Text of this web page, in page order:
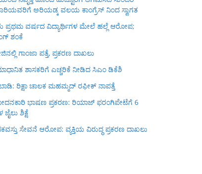
ಅರಿಯಡ್ಕ ವಲಯ ಕಾಂಗ್ರೆಸ್ ನಿಂದ ಸ್ವಾಗತ
ಪ್ರಥಮ ವರ್ಷದ ವಿದ್ಯಾರ್ಥಿಗಳ ಮೇಲೆ ಹಲ್ಲೆ ಆರೋಪ;
ಶಂಕೆ
ಗಾಂಜಾ ಪತ್ತೆ, ಪ್ರಕರಣ ದಾಖಲು
ಶಾಸಕರಿಗೆ ಎಚ್ಚರಿಕೆ ನೀಡಿದ ಸಿಎಂ ಡಿಕೆಶಿ
ರಿಕ್ಷಾ ಚಾಲಕ ಮಹಮ್ಮದ್ ರಫೀಕ್ ನಾಪತ್ತೆ
ಭಾಷಣ ಪ್ರಕರಣ: ರಿಯಾಜ್ ಫರಂಗಿಪೇಟೆಗೆ 6
ಜೈಲು ಶಿಕ್ಷೆ
ಸೇವನೆ ಆರೋಪ: ವ್ಯಕ್ತಿಯ ವಿರುದ್ಧ ಪ್ರಕರಣ ದಾಖಲು